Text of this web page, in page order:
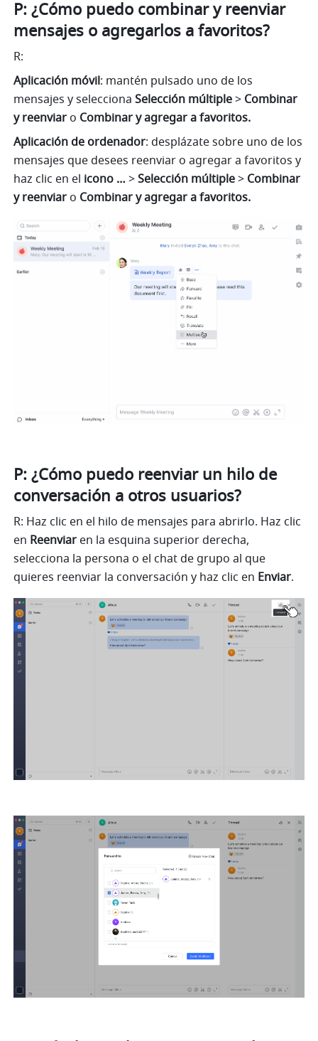
P: ¿Cómo puedo combinar y reenviar
mensajes o agregarlos a favoritos?
R:
Aplicación móvil: mantén pulsado uno de los
mensajes y selecciona Selección múltiple > Combinar
y reenviar o Combinar y agregar a favoritos.
Aplicación de ordenador: desplázate sobre uno de los
mensajes que desees reenviar o agregar a favoritos y
haz clic en el icono … > Selección múltiple > Combinar
y reenviar o Combinar y agregar a favoritos.
P: ¿Cómo puedo reenviar un hilo de
conversación a otros usuarios?
R: Haz clic en el hilo de mensajes para abrirlo. Haz clic
en Reenviar en la esquina superior derecha,
selecciona la persona o el chat de grupo al que
quieres reenviar la conversación y haz clic en Enviar.